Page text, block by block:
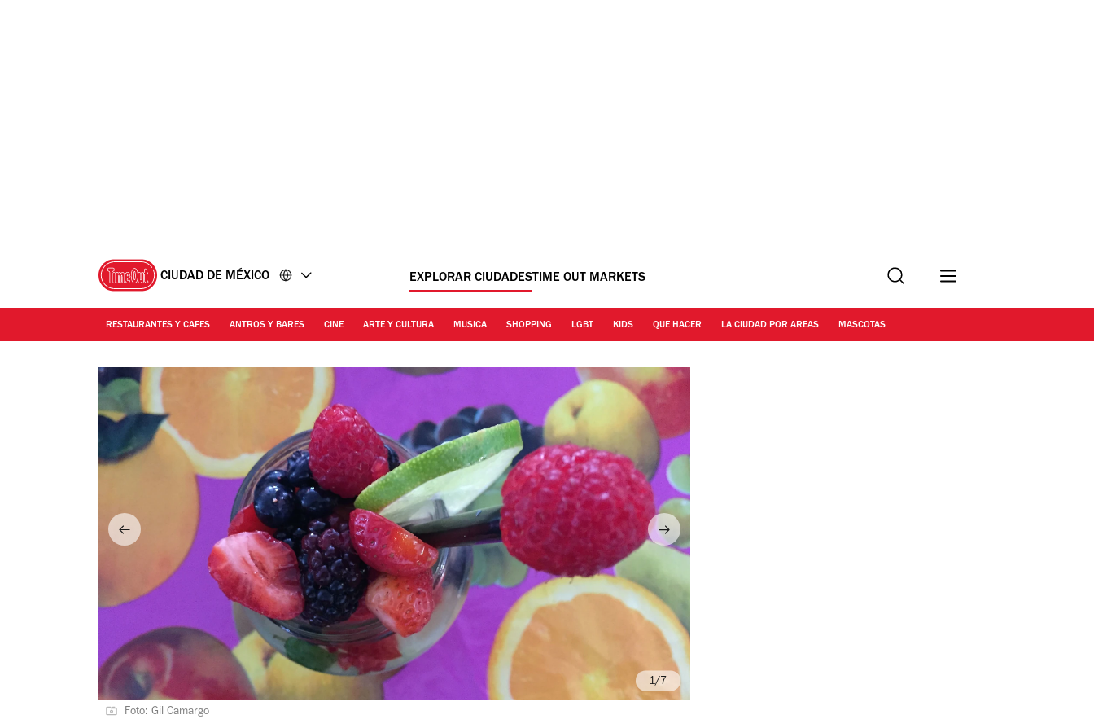
CIUDAD DE MÉXICO EXPLORAR CIUDADESTIME OUT MARKETS Buscar
RESTAURANTES Y CAFES ANTROS Y BARES CINE ARTE Y CULTURA MUSICA SHOPPING LGBT KIDS QUE HACER LA CIUDAD POR AREAS MASCOTAS
Foto: Gil Camargo
/7